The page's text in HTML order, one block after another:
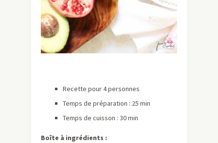
Recette pour 4 personnes
Temps de préparation : 25 min
Temps de cuisson : 30 min
Boîte à ingrédients :